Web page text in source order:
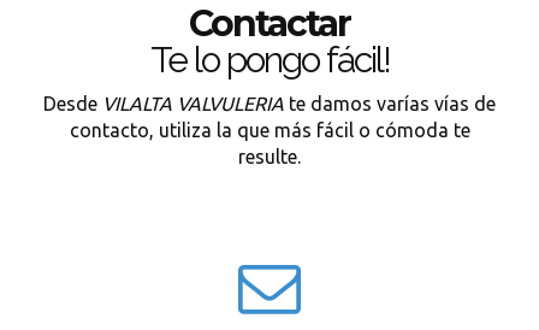
Contactar
Te lo pongo fácil!
Desde VILALTA VALVULERIA te damos varías vías de
contacto, utiliza la que más fácil o cómoda te
resulte.